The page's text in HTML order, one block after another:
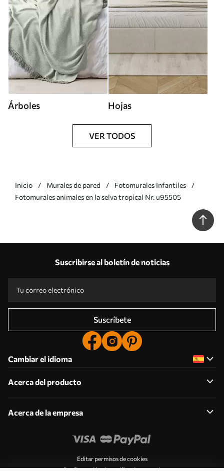
Árboles Hojas
VER TODOS
Inicio Murales de pared
Fotomurales Infantiles
Fotomurales animales en la selva tropical Nr. u95505
Suscribirse al boletín de noticias
Suscríbete
Cambiar el idioma
Acerca del producto
Acerca de la empresa
Editar permisos de cookies
Configuración de notificaciones push